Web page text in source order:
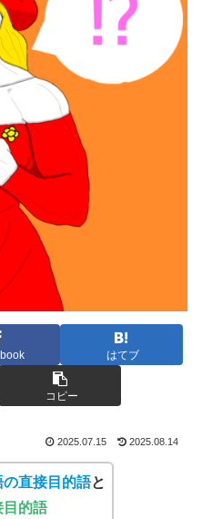
はてブ
コピー
2025.07.15 2025.08.14
の直接目的語と
目的語